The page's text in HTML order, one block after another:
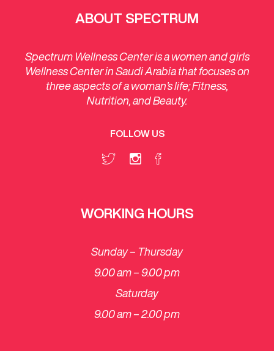
ABOUT SPECTRUM
Spectrum Wellness Center is a women and girls
Wellness Center in Saudi Arabia that focuses on
three aspects of a woman’s life; Fitness,
Nutrition, and Beauty.
FOLLOW US
WORKING HOURS
Sunday – Thursday
9.00 am – 9.00 pm
Saturday
​9.00 am – 2.00 pm